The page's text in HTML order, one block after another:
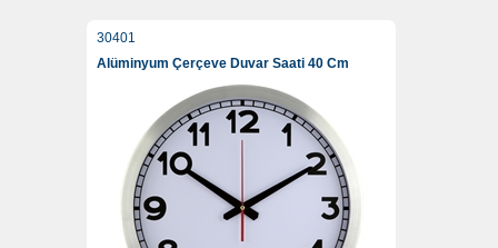
30401
Alüminyum Çerçeve Duvar Saati 40 Cm